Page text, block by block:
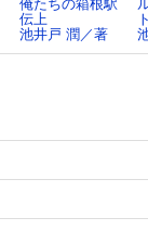
俺たちの箱根駅
伝上
池井戸 潤／著